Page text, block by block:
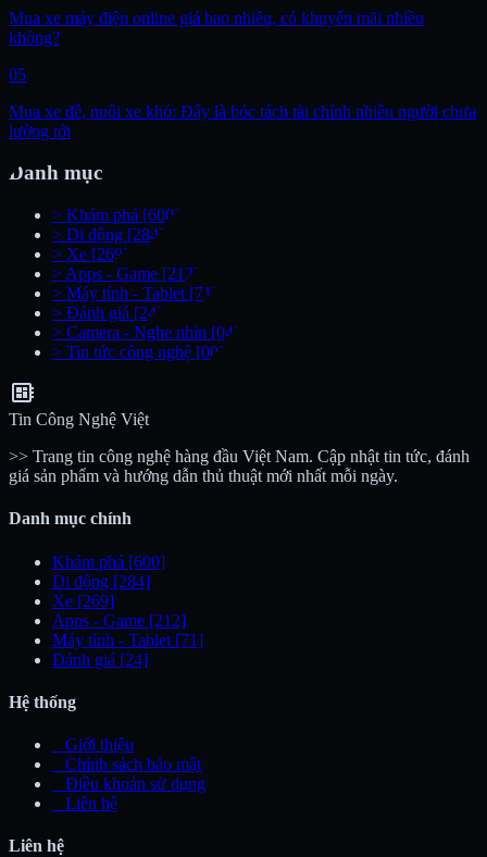
Mua xe máy điện online giá bao nhiêu, có khuyến mãi nhiều
không?
05
Mua xe dễ, nuôi xe khó: Đây là bóc tách tài chính nhiều người chưa
lường tới
Danh mục
> Khám phá [600]
> Di động [284]
> Xe [269]
> Apps - Game [212]
> Máy tính - Tablet [71]
> Đánh giá [24]
> Camera - Nghe nhìn [04]
> Tin tức công nghệ [00]
developer_board
Tin Công Nghệ Việt
>> Trang tin công nghệ hàng đầu Việt Nam. Cập nhật tin tức, đánh
giá sản phẩm và hướng dẫn thủ thuật mới nhất mỗi ngày.
Danh mục chính
Khám phá [600]
Di động [284]
Xe [269]
Apps - Game [212]
Máy tính - Tablet [71]
Đánh giá [24]
Hệ thống
Giới thiệu
Chính sách bảo mật
Điều khoản sử dụng
Liên hệ
Liên hệ